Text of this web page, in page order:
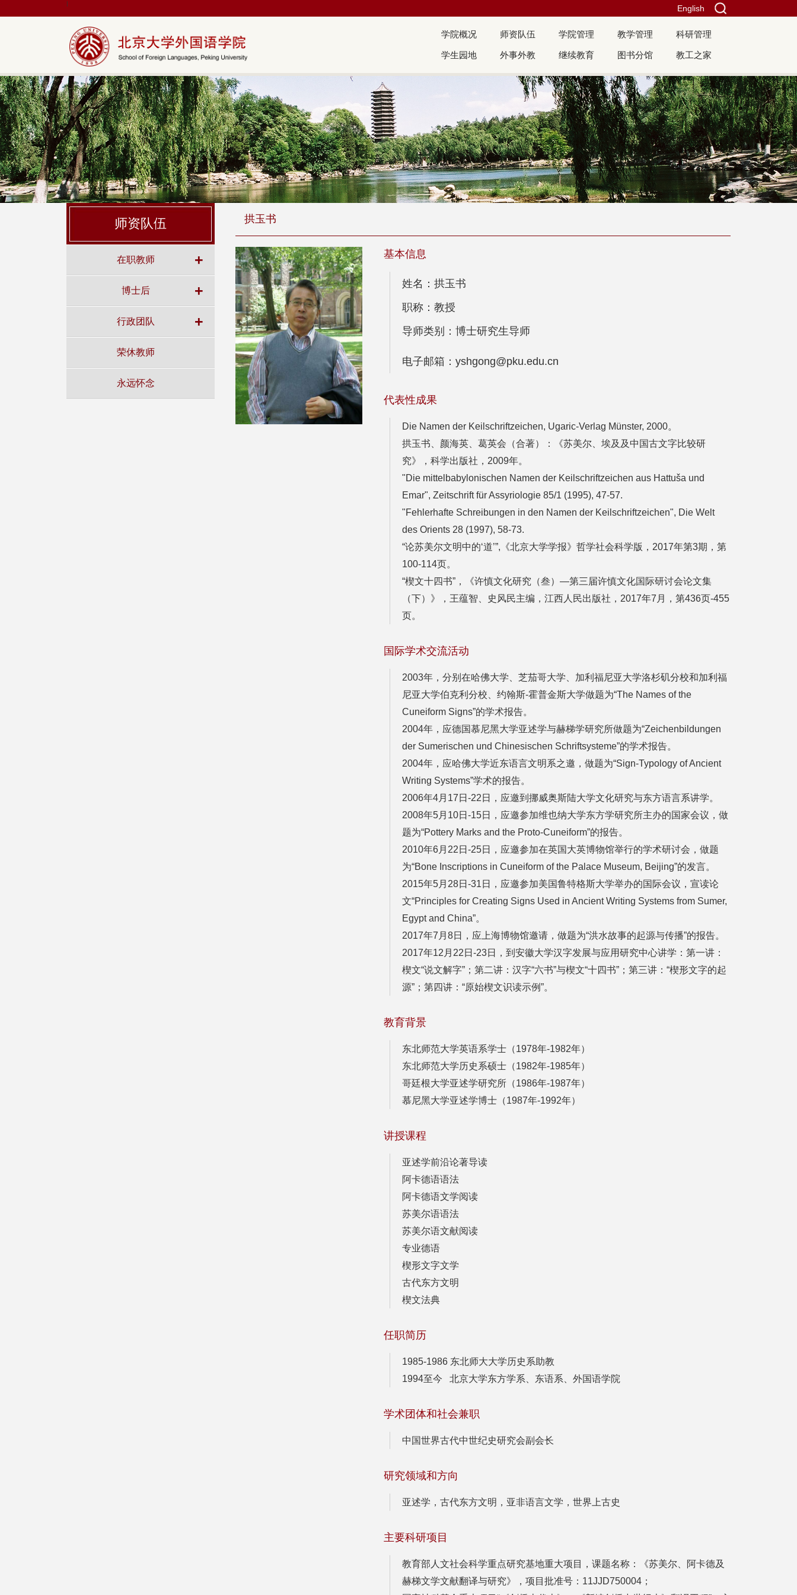
English
|
学院概况 师资队伍 学院管理 教学管理 科研管理
学生园地 外事外教 继续教育 图书分馆 教工之家
师资队伍
在职教师 +
博士后 +
行政团队 +
荣休教师
永远怀念
拱玉书
基本信息
姓名：拱玉书
职称：教授
导师类别：博士研究生导师
电子邮箱：yshgong@pku.edu.cn
代表性成果
Die Namen der Keilschriftzeichen, Ugaric-Verlag Münster, 2000。
拱玉书、颜海英、葛英会（合著）：《苏美尔、埃及及中国古文字比较研
究》，科学出版社，2009年。
"Die mittelbabylonischen Namen der Keilschriftzeichen aus Hattuša und
Emar", Zeitschrift für Assyriologie 85/1 (1995), 47-57.
"Fehlerhafte Schreibungen in den Namen der Keilschriftzeichen", Die Welt
des Orients 28 (1997), 58-73.
“论苏美尔文明中的‘道’”,《北京大学学报》哲学社会科学版，2017年第3期，第
100-114页。
“楔文十四书”，《许慎文化研究（叁）—第三届许慎文化国际研讨会论文集
（下）》，王蕴智、史风民主编，江西人民出版社，2017年7月，第436页-455
页。
国际学术交流活动
2003年，分别在哈佛大学、芝茄哥大学、加利福尼亚大学洛杉矶分校和加利福
尼亚大学伯克利分校、约翰斯-霍普金斯大学做题为“The Names of the
Cuneiform Signs”的学术报告。
2004年，应德国慕尼黑大学亚述学与赫梯学研究所做题为“Zeichenbildungen
der Sumerischen und Chinesischen Schriftsysteme”的学术报告。
2004年，应哈佛大学近东语言文明系之邀，做题为“Sign-Typology of Ancient
Writing Systems”学术的报告。
2006年4月17日-22日，应邀到挪威奥斯陆大学文化研究与东方语言系讲学。
2008年5月10日-15日，应邀参加维也纳大学东方学研究所主办的国家会议，做
题为“Pottery Marks and the Proto-Cuneiform”的报告。
2010年6月22日-25日，应邀参加在英国大英博物馆举行的学术研讨会，做题
为“Bone Inscriptions in Cuneiform of the Palace Museum, Beijing”的发言。
2015年5月28日-31日，应邀参加美国鲁特格斯大学举办的国际会议，宣读论
文“Principles for Creating Signs Used in Ancient Writing Systems from Sumer,
Egypt and China”。
2017年7月8日，应上海博物馆邀请，做题为“洪水故事的起源与传播”的报告。
2017年12月22日-23日，到安徽大学汉字发展与应用研究中心讲学：第一讲：
楔文“说文解字”；第二讲：汉字“六书”与楔文“十四书”；第三讲：“楔形文字的起
源”；第四讲：“原始楔文识读示例”。
教育背景
东北师范大学英语系学士（1978年-1982年）
东北师范大学历史系硕士（1982年-1985年）
哥廷根大学亚述学研究所（1986年-1987年）
慕尼黑大学亚述学博士（1987年-1992年）
讲授课程
亚述学前沿论著导读
阿卡德语语法
阿卡德语文学阅读
苏美尔语语法
苏美尔语文献阅读
专业德语
楔形文字文学
古代东方文明
楔文法典
任职简历
1985-1986 东北师大大学历史系助教
1994至今 北京大学东方学系、东语系、外国语学院
学术团体和社会兼职
中国世界古代中世纪史研究会副会长
研究领域和方向
亚述学，古代东方文明，亚非语言文学，世界上古史
主要科研项目
教育部人文社会科学重点研究基地重大项目，课题名称：《苏美尔、阿卡德及
赫梯文学文献翻译与研究》，项目批准号：11JJD750004；